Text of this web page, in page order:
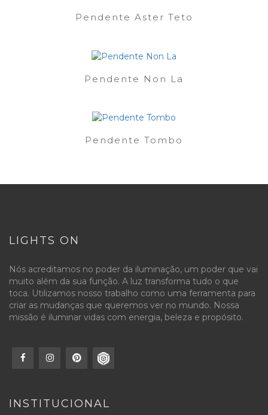
Pendente Aster Teto
Pendente Non La
Pendente Tombo
LIGHTS ON
Nós acreditamos no poder da iluminação, um poder que vai
muito além da sua função. A luz transforma tudo o que
toca. Utilizamos nosso trabalho como uma ferramenta para
criar as mudanças que queremos ver no mundo. Nossa
missão é iluminar vidas com energia, beleza e propósito.
INSTITUCIONAL